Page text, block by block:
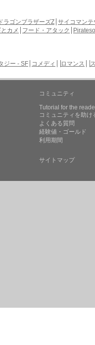
ラゴンブラザーズZ サイコマンテ
カメ フード・アタック
ジー - SF コメディ ロマンス
コミュニティ
Tutorial for the
コミュニティを助け
よくある質問
経験値・ゴールド
利用期間
サイトマップ